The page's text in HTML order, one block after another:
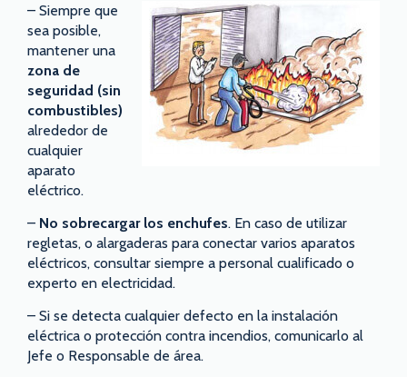
– Siempre que
sea posible,
mantener una
zona de
seguridad (sin
combustibles)
alrededor de
cualquier
aparato
eléctrico.
– No sobrecargar los enchufes. En caso de utilizar
regletas, o alargaderas para conectar varios aparatos
eléctricos, consultar siempre a personal cualificado o
experto en electricidad.
– Si se detecta cualquier defecto en la instalación
eléctrica o protección contra incendios, comunicarlo al
Jefe o Responsable de área.